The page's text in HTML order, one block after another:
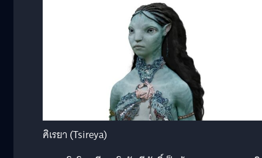
ศิเรยา (Tsireya)